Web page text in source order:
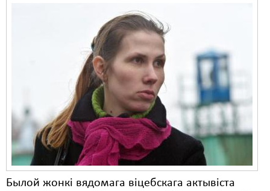
Былой жонкі вядомага віцебскага актывіста
Карная псыхіятрыя
Культурныя правы
ЛПП
Мігранты